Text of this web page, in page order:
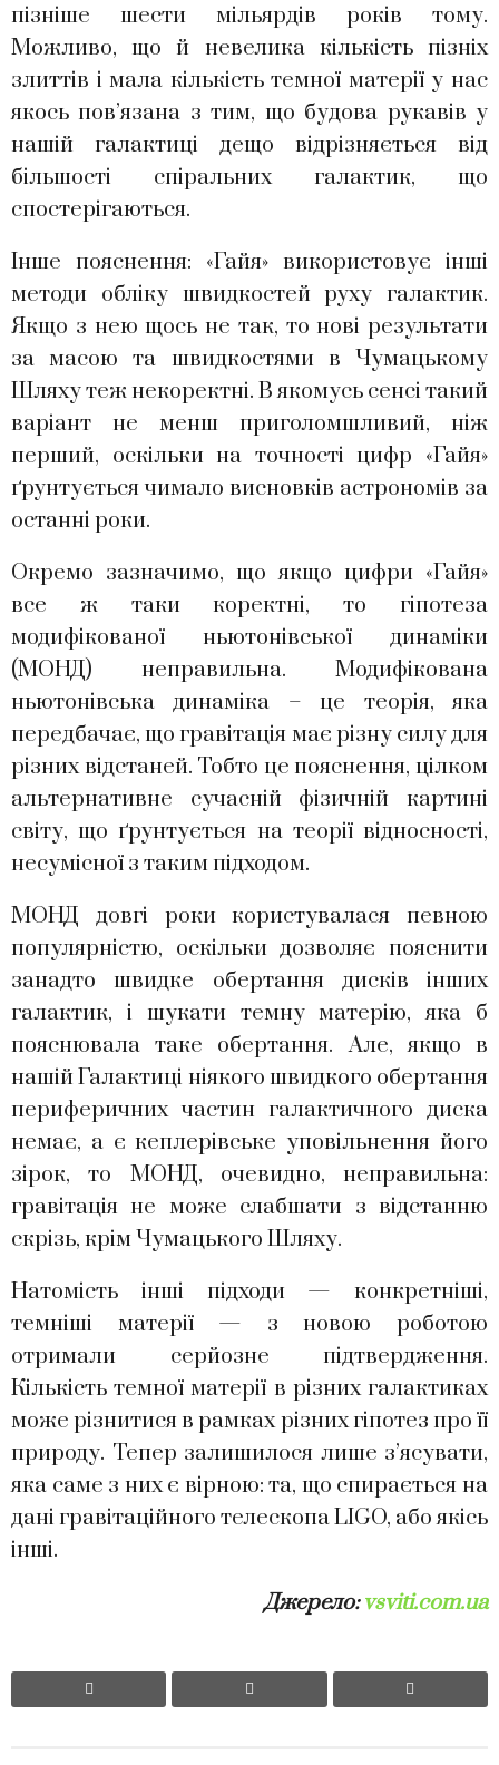
пізніше шести мільярдів років тому.
Можливо, що й невелика кількість пізніх
злиттів і мала кількість темної матерії у нас
якось пов’язана з тим, що будова рукавів у
нашій галактиці дещо відрізняється від
більшості спіральних галактик, що
спостерігаються.
Інше пояснення: «Гайя» використовує інші
методи обліку швидкостей руху галактик.
Якщо з нею щось не так, то нові результати
за масою та швидкостями в Чумацькому
Шляху теж некоректні. В якомусь сенсі такий
варіант не менш приголомшливий, ніж
перший, оскільки на точності цифр «Гайя»
ґрунтується чимало висновків астрономів за
останні роки.
Окремо зазначимо, що якщо цифри «Гайя»
все ж таки коректні, то гіпотеза
модифікованої ньютонівської динаміки
(МОНД) неправильна. Модифікована
ньютонівська динаміка – це теорія, яка
передбачає, що гравітація має різну силу для
різних відстаней. Тобто це пояснення, цілком
альтернативне сучасній фізичній картині
світу, що ґрунтується на теорії відносності,
несумісної з таким підходом.
МОНД довгі роки користувалася певною
популярністю, оскільки дозволяє пояснити
занадто швидке обертання дисків інших
галактик, і шукати темну матерію, яка б
пояснювала таке обертання. Але, якщо в
нашій Галактиці ніякого швидкого обертання
периферичних частин галактичного диска
немає, а є кеплерівське уповільнення його
зірок, то МОНД, очевидно, неправильна:
гравітація не може слабшати з відстанню
скрізь, крім Чумацького Шляху.
Натомість інші підходи — конкретніші,
темніші матерії — з новою роботою
отримали серйозне підтвердження.
Кількість темної матерії в різних галактиках
може різнитися в рамках різних гіпотез про її
природу. Тепер залишилося лише з’ясувати,
яка саме з них є вірною: та, що спирається на
дані гравітаційного телескопа LIGO, або якісь
інші.
Джерело:vsviti.com.ua